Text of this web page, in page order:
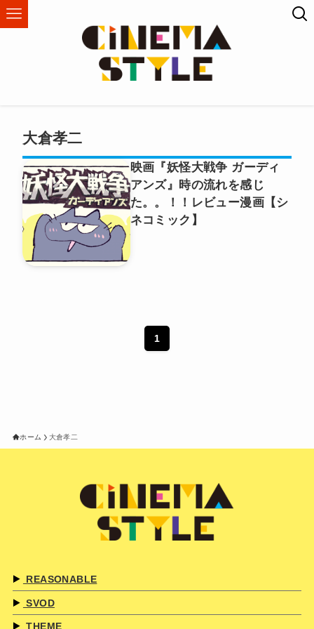
大倉孝二
映画『妖怪大戦争 ガーディ
アンズ』時の流れを感じ
た。。！！レビュー漫画【シ
ネコミック】
1
ホーム 大倉孝二
REASONABLE
SVOD
THEME